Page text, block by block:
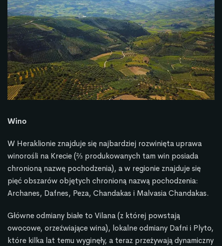
Wino
W Heraklionie znajduje się najbardziej rozwinięta uprawa
winorośli na Krecie (⅔ produkowanych tam win posiada
chronioną nazwę pochodzenia), a w regionie znajduje się
pięć obszarów objętych chronioną nazwą pochodzenia:
Archanes, Dafnes, Peza, Chandakas i Malvasia Chandakas.
Główne odmiany białe to Vilana (z której powstają
owocowe, orzeźwiające wina), lokalne odmiany Dafni i Plyto,
które kilka lat temu wyginęły, a teraz przeżywają dynamiczny